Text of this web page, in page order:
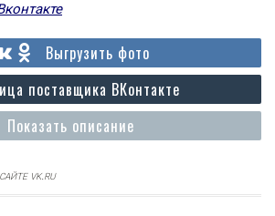
Показать описание
поставщика ВКонтакте
Выгрузить фото
vk.ru